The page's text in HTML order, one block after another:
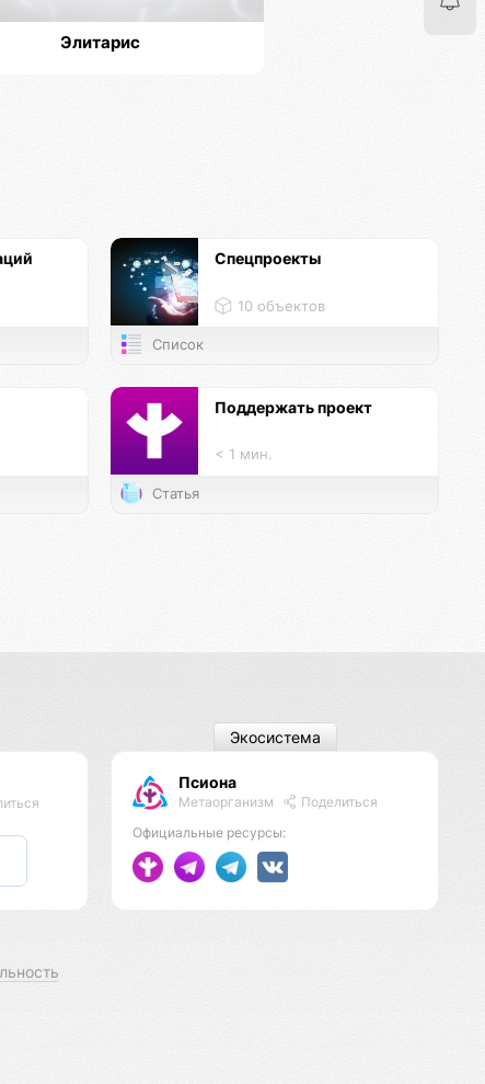
Элитарис
Спецпроекты
10 объектов
Список
Поддержать проект
< 1 мин.
Статья
Псиона
Метаорганизм
Поделиться
Официальные ресурсы:
Экосистема